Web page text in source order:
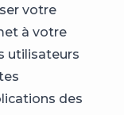
votre
à votre
utilisateurs
des